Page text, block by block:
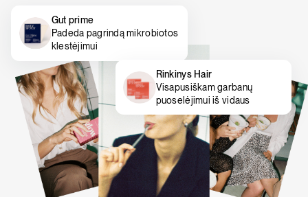
Gut prime
Padeda pagrindą mikrobiotos
klestėjimui
Rinkinys Hair
Visapusiškam garbanų
puoselėjimui iš vidaus